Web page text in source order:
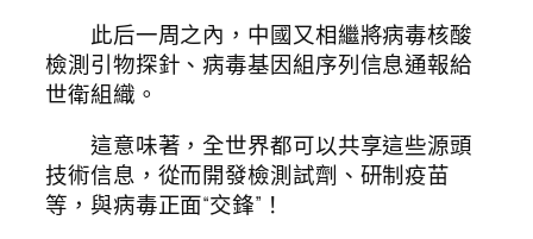
此后一周之內，中國又相繼將病毒核酸
檢測引物探針、病毒基因組序列信息通報給
世衛組織。
這意味著，全世界都可以共享這些源頭
技術信息，從而開發檢測試劑、研制疫苗
等，與病毒正面“交鋒”！